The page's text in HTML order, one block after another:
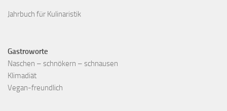
Jahrbuch für Kulinaristik
Gastroworte
Naschen – schnökern – schnausen
Klimadiät
Vegan-freundlich